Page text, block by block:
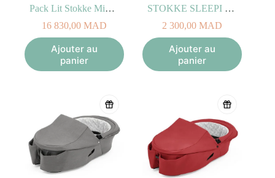
Pack Lit Stokke Mini V3 Blanc + Extensions + Matelas + Flèche
16 830,00 MAD
Ajouter au
panier
STOKKE SLEEPI Matelas du lit Bed V2
2 300,00 MAD
Ajouter au
panier